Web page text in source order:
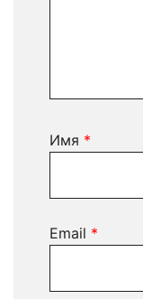
Имя *
Email *